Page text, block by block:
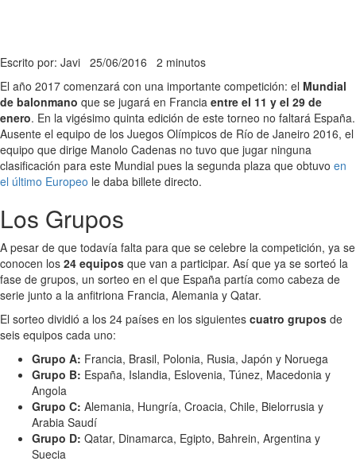
Escrito por: Javi 25/06/2016 2 minutos
El año 2017 comenzará con una importante competición: el Mundial
de balonmano que se jugará en Francia entre el 11 y el 29 de
enero. En la vigésimo quinta edición de este torneo no faltará España.
Ausente el equipo de los Juegos Olímpicos de Río de Janeiro 2016, el
equipo que dirige Manolo Cadenas no tuvo que jugar ninguna
clasificación para este Mundial pues la segunda plaza que obtuvo en
el último Europeo le daba billete directo.
Los Grupos
A pesar de que todavía falta para que se celebre la competición, ya se
conocen los 24 equipos que van a participar. Así que ya se sorteó la
fase de grupos, un sorteo en el que España partía como cabeza de
serie junto a la anfitriona Francia, Alemania y Qatar.
El sorteo dividió a los 24 países en los siguientes cuatro grupos de
seis equipos cada uno:
Grupo A: Francia, Brasil, Polonia, Rusia, Japón y Noruega
Grupo B: España, Islandia, Eslovenia, Túnez, Macedonia y
Angola
Grupo C: Alemania, Hungría, Croacia, Chile, Bielorrusia y
Arabia Saudí
Grupo D: Qatar, Dinamarca, Egipto, Bahrein, Argentina y
Suecia